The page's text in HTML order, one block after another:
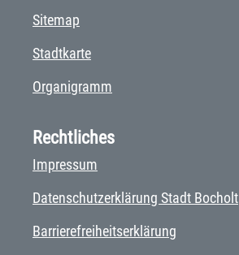
Sitemap
Stadtkarte
Organigramm
Rechtliches
Impressum
Datenschutzerklärung Stadt Bocholt
Barrierefreiheitserklärung